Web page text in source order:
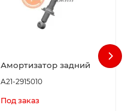
Амортизатор задний
A21-2915010
Под заказ